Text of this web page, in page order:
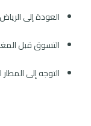
العودة إلى
التسوق قبل
التوجه إلى